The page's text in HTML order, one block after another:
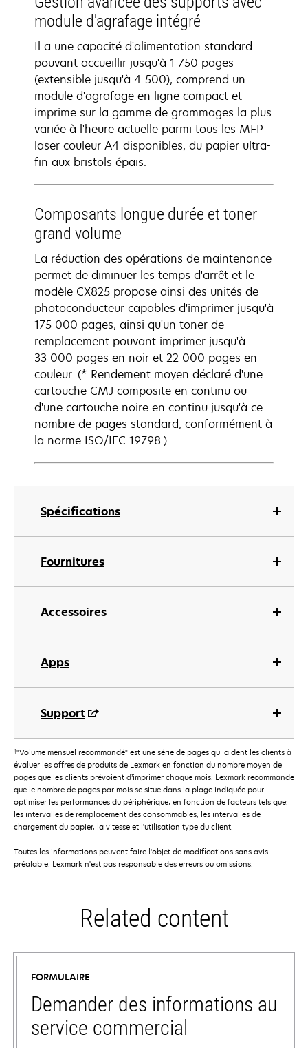
Spécifications
Fournitures
Accessoires
Apps
Support
module d'agrafage intégré
Il a une capacité d'alimentation standard
pouvant accueillir jusqu'à 1 750 pages
(extensible jusqu'à 4 500), comprend un
module d'agrafage en ligne compact et
imprime sur la gamme de grammages la plus
variée à l'heure actuelle parmi tous les MFP
laser couleur A4 disponibles, du papier ultra-
fin aux bristols épais.
Composants longue durée et toner
grand volume
La réduction des opérations de maintenance
permet de diminuer les temps d'arrêt et le
modèle CX825 propose ainsi des unités de
photoconducteur capables d'imprimer jusqu'à
175 000 pages, ainsi qu'un toner de
remplacement pouvant imprimer jusqu'à
33 000 pages en noir et 22 000 pages en
couleur. (* Rendement moyen déclaré d'une
cartouche CMJ composite en continu ou
d'une cartouche noire en continu jusqu'à ce
nombre de pages standard, conformément à
la norme ISO/IEC 19798.)
†"Volume mensuel recommandé" est une série de pages qui aident les clients à
évaluer les offres de produits de Lexmark en fonction du nombre moyen de
pages que les clients prévoient d’imprimer chaque mois. Lexmark recommande
que le nombre de pages par mois se situe dans la plage indiquée pour
optimiser les performances du périphérique, en fonction de facteurs tels que:
les intervalles de remplacement des consommables, les intervalles de
chargement du papier, la vitesse et l'utilisation type du client.
Toutes les informations peuvent faire l'objet de modifications sans avis
préalable. Lexmark n'est pas responsable des erreurs ou omissions.
Related content
FORMULAIRE
Demander des informations au
service commercial